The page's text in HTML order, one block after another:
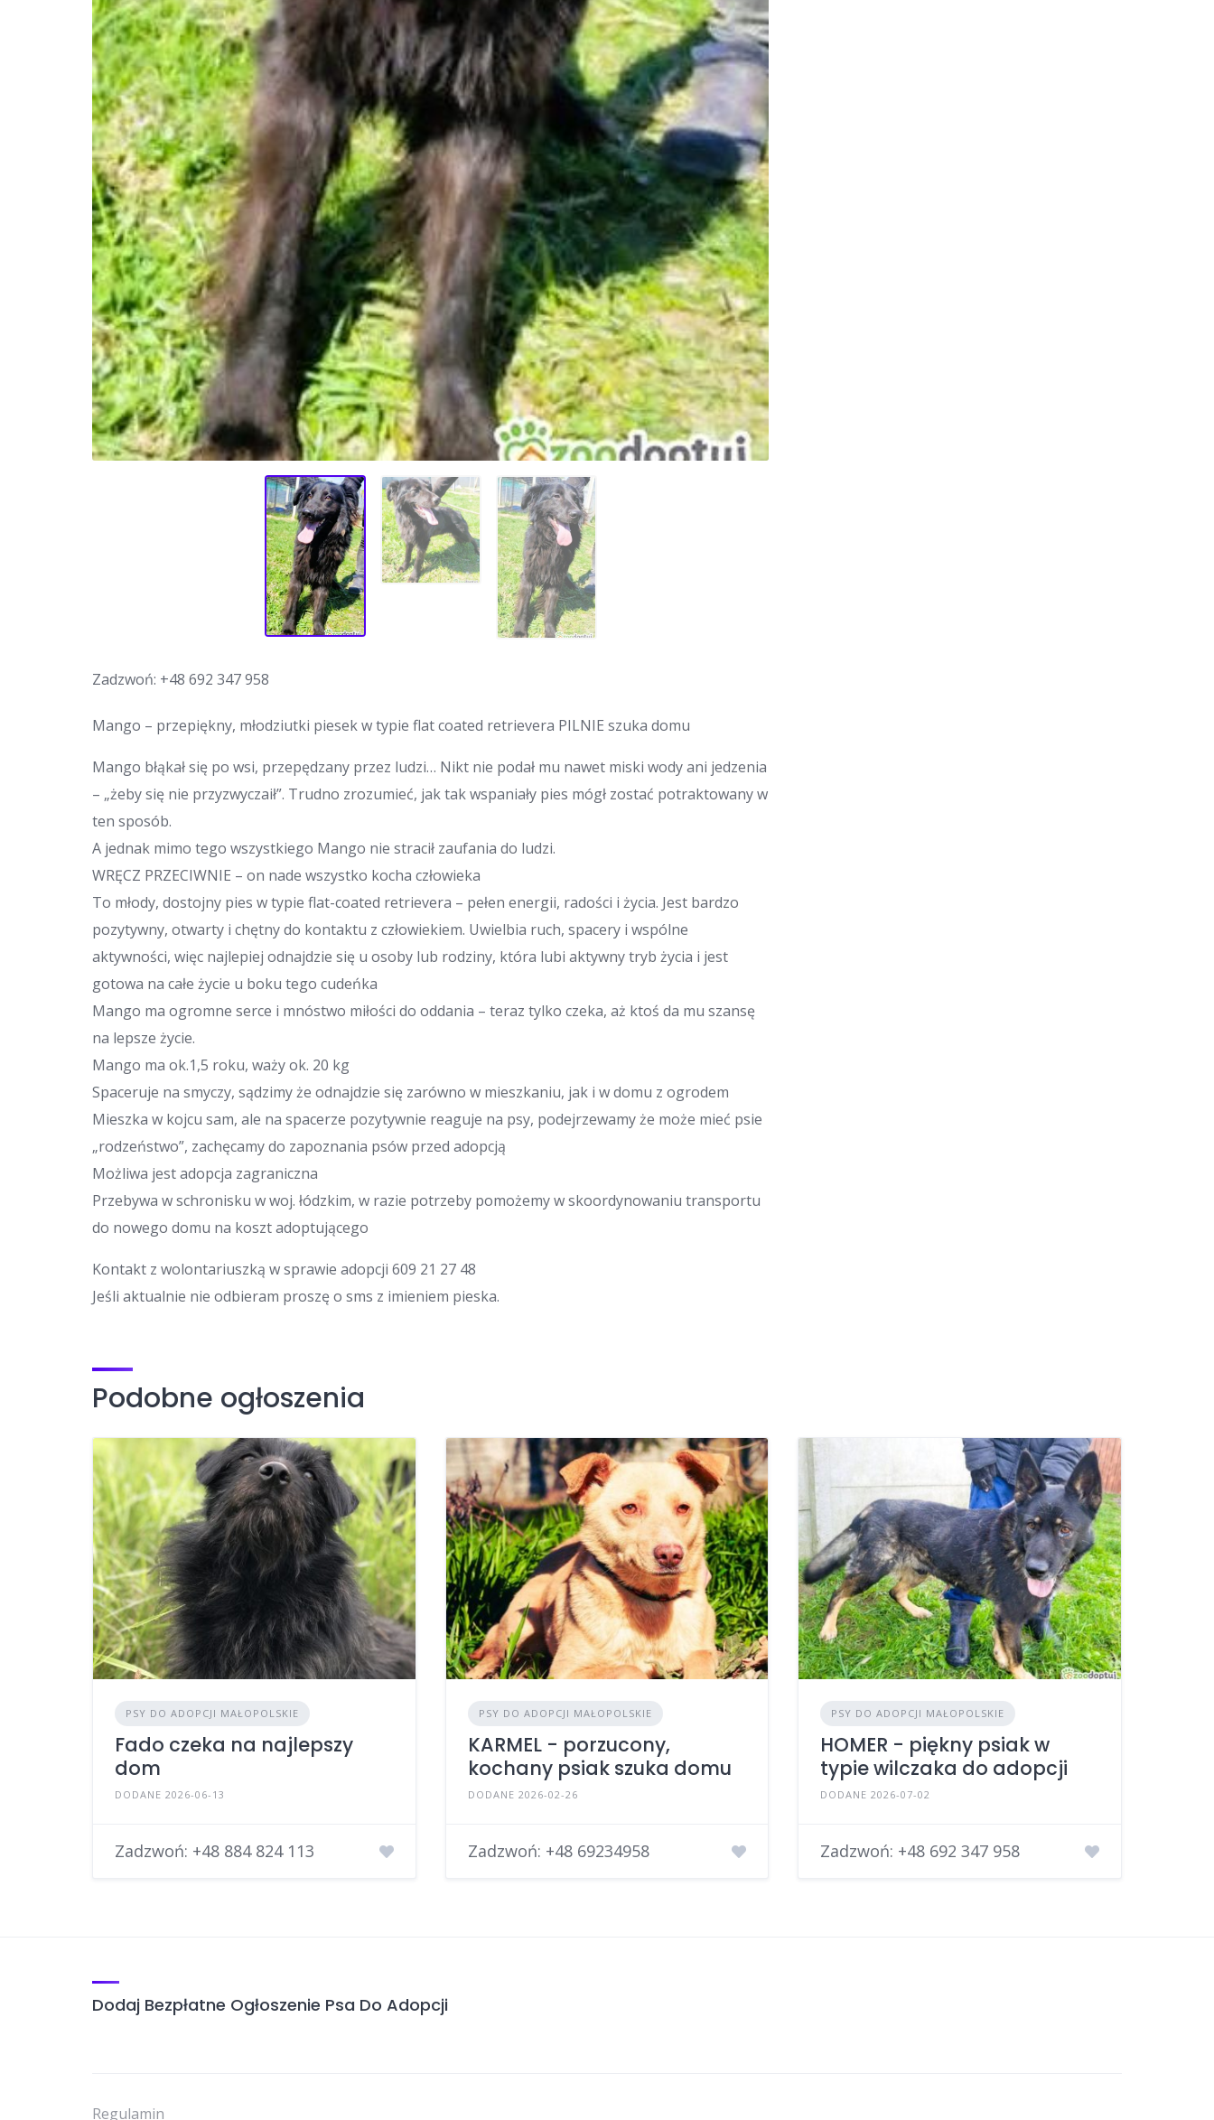
Zadzwoń: +48 692 347 958
Mango – przepiękny, młodziutki piesek w typie flat coated retrievera PILNIE szuka domu
Mango błąkał się po wsi, przepędzany przez ludzi… Nikt nie podał mu nawet miski wody ani jedzenia
– „żeby się nie przyzwyczaił”. Trudno zrozumieć, jak tak wspaniały pies mógł zostać potraktowany w
ten sposób.
A jednak mimo tego wszystkiego Mango nie stracił zaufania do ludzi.
WRĘCZ PRZECIWNIE – on nade wszystko kocha człowieka
To młody, dostojny pies w typie flat-coated retrievera – pełen energii, radości i życia. Jest bardzo
pozytywny, otwarty i chętny do kontaktu z człowiekiem. Uwielbia ruch, spacery i wspólne
aktywności, więc najlepiej odnajdzie się u osoby lub rodziny, która lubi aktywny tryb życia i jest
gotowa na całe życie u boku tego cudeńka
Mango ma ogromne serce i mnóstwo miłości do oddania – teraz tylko czeka, aż ktoś da mu szansę
na lepsze życie.
Mango ma ok.1,5 roku, waży ok. 20 kg
Spaceruje na smyczy, sądzimy że odnajdzie się zarówno w mieszkaniu, jak i w domu z ogrodem
Mieszka w kojcu sam, ale na spacerze pozytywnie reaguje na psy, podejrzewamy że może mieć psie
„rodzeństwo”, zachęcamy do zapoznania psów przed adopcją
Możliwa jest adopcja zagraniczna
Przebywa w schronisku w woj. łódzkim, w razie potrzeby pomożemy w skoordynowaniu transportu
do nowego domu na koszt adoptującego
Kontakt z wolontariuszką w sprawie adopcji 609 21 27 48
Jeśli aktualnie nie odbieram proszę o sms z imieniem pieska.
Podobne ogłoszenia
PSY DO ADOPCJI MAŁOPOLSKIE
Fado czeka na najlepszy
dom
DODANE 2026-06-13
Zadzwoń: +48 884 824 113
PSY DO ADOPCJI MAŁOPOLSKIE
KARMEL - porzucony,
kochany psiak szuka domu
DODANE 2026-02-26
Zadzwoń: +48 69234958
PSY DO ADOPCJI MAŁOPOLSKIE
HOMER - piękny psiak w
typie wilczaka do adopcji
DODANE 2026-07-02
Zadzwoń: +48 692 347 958
Dodaj Bezpłatne Ogłoszenie Psa Do Adopcji
Regulamin